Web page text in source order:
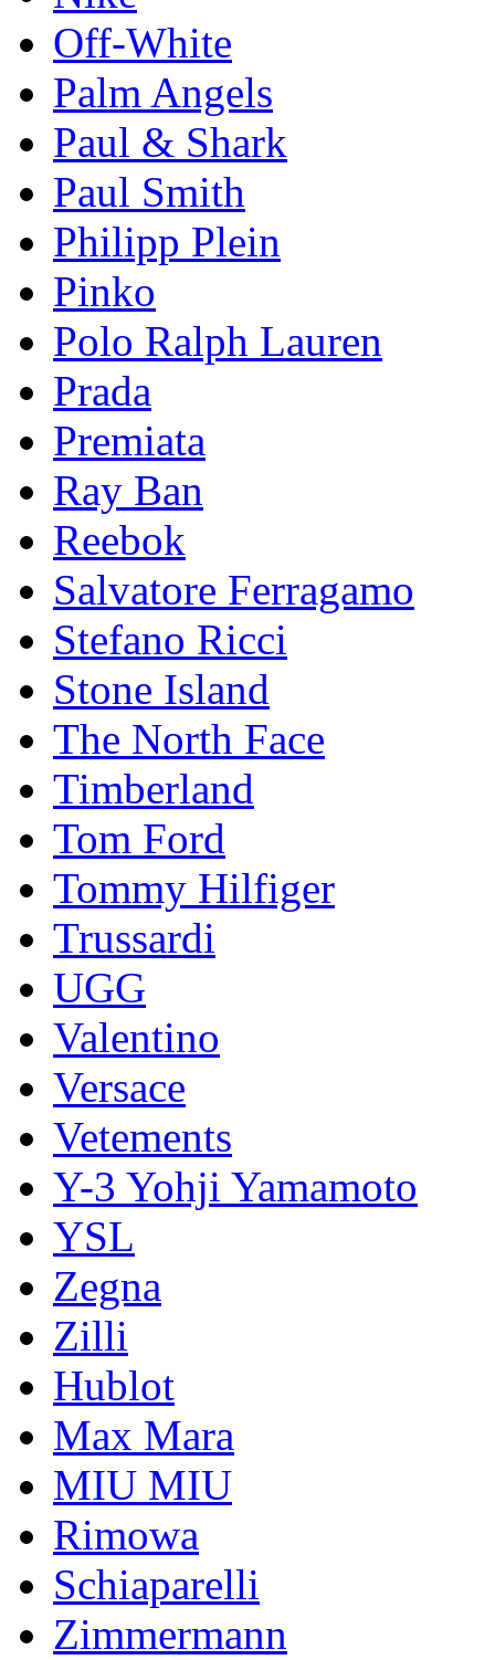
Off-White
Palm Angels
Paul & Shark
Paul Smith
Philipp Plein
Pinkо
Polo Ralph Lauren
Prada
Premiata
Ray Ban
Reebok
Salvatore Ferragamo
Stefano Ricci
Stоnе Islаnd
The North Face
Timberland
Tom Ford
Tommy Hilfiger
Trussardi
UGG
Valentino
Versace
Vetements
Y-3 Yohji Yamamoto
YSL
Zegna
Zilli
Hublot
Max Mara
MIU MIU
Rimowa
Schiaparelli
Zimmermann